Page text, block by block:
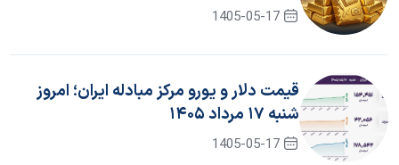
1405-05-17
قیمت دلار و یورو مرکز مبادله ایران؛ امروز
شنبه ۱۷ مرداد ۱۴۰۵
1405-05-17